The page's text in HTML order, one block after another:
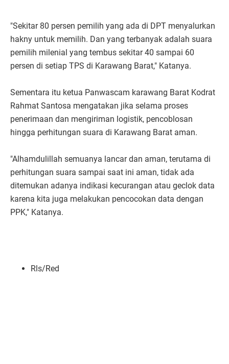
"Sekitar 80 persen pemilih yang ada di DPT menyalurkan
hakny untuk memilih. Dan yang terbanyak adalah suara
pemilih milenial yang tembus sekitar 40 sampai 60
persen di setiap TPS di Karawang Barat," Katanya.
Sementara itu ketua Panwascam karawang Barat Kodrat
Rahmat Santosa mengatakan jika selama proses
penerimaan dan mengiriman logistik, pencoblosan
hingga perhitungan suara di Karawang Barat aman.
"Alhamdulillah semuanya lancar dan aman, terutama di
perhitungan suara sampai saat ini aman, tidak ada
ditemukan adanya indikasi kecurangan atau geclok data
karena kita juga melakukan pencocokan data dengan
PPK," Katanya.
Rls/Red